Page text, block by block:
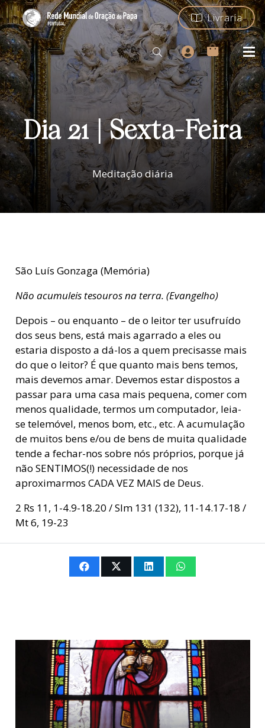
Livraria
Dia 21 | Sexta-Feira
Meditação diária
São Luís Gonzaga (Memória)
Não acumuleis tesouros na terra. (Evangelho)
Depois – ou enquanto – de o leitor ter usufruído
dos seus bens, está mais agarrado a eles ou
estaria disposto a dá-los a quem precisasse mais
do que o leitor? É que quanto mais bens temos,
mais devemos amar. Devemos estar dispostos a
passar para uma casa mais pequena, comer com
menos qualidade, termos um computador, leia-
se telemóvel, menos bom, etc., etc. A acumulação
de muitos bens e/ou de bens de muita qualidade
tende a fechar-nos sobre nós próprios, porque já
não SENTIMOS(!) necessidade de nos
aproximarmos CADA VEZ MAIS de Deus.
2 Rs 11, 1-4.9-18.20 / Slm 131 (132), 11-14.17-18 /
Mt 6, 19-23